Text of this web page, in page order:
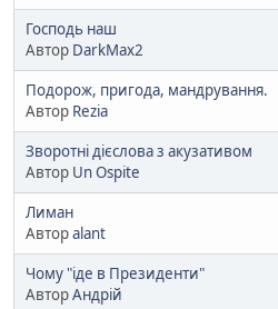
Господь наш
Автор DarkMax2
Подорож, пригода, мандрування.
Автор Rezia
Зворотні дієслова з акузативом
Автор Un Ospite
Лиман
Авторalant
Чому "іде в Президенти"
АвторAндрій